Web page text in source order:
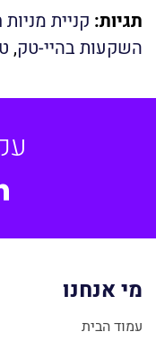
תגיות: קניית
השקעות בהיי-טק,
מי אנחנו
עמוד הבית